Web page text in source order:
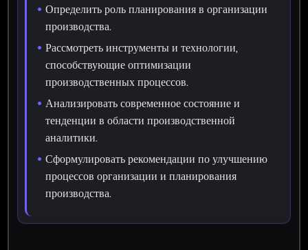
Определить роль планирования в организации
производства.
Рассмотреть инструменты и технологии,
способствующие оптимизации
производственных процессов.
Анализировать современное состояние и
тенденции в области производственной
аналитики.
Сформулировать рекомендации по улучшению
процессов организации и планирования
производства.